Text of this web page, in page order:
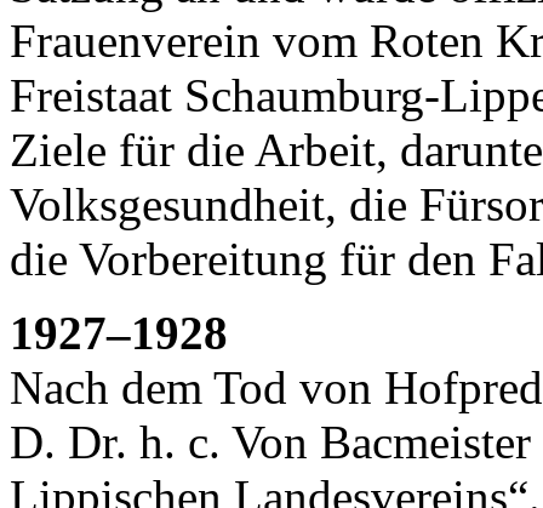
Frauenverein vom Roten
Freistaat Schaumburg-
Ziele für die Arbeit,
Volksgesundheit, die
die Vorbereitung für den
1927–1928
Nach dem Tod von
D. Dr. h. c. Von
Lippischen